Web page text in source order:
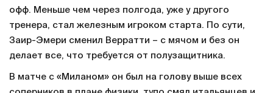
офф. Меньше чем через полгода, уже у другого
тренера, стал железным игроком старта. По сути,
Заир-Эмери сменил Верратти – с мячом и без он
делает все, что требуется от полузащитника.
В матче с «Миланом» он был на голову выше всех